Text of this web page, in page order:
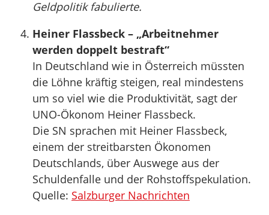
Geldpolitik fabulierte.
Heiner Flassbeck – „Arbeitnehmer
werden doppelt bestraft“
In Deutschland wie in Österreich müssten
die Löhne kräftig steigen, real mindestens
um so viel wie die Produktivität, sagt der
UNO-Ökonom Heiner Flassbeck.
Die SN sprachen mit Heiner Flassbeck,
einem der streitbarsten Ökonomen
Deutschlands, über Auswege aus der
Schuldenfalle und der Rohstoffspekulation.
Quelle: Salzburger Nachrichten